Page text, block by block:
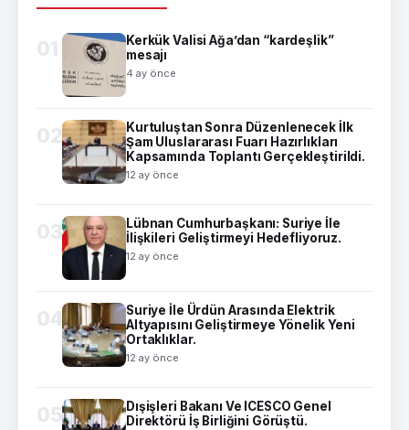
01
Kerkük Valisi Ağa’dan “kardeşlik”
mesajı
4 ay önce
02
Kurtuluştan Sonra Düzenlenecek İlk
Şam Uluslararası Fuarı Hazırlıkları
Kapsamında Toplantı Gerçekleştirildi.
12 ay önce
03
Lübnan Cumhurbaşkanı: Suriye İle
İlişkileri Geliştirmeyi Hedefliyoruz.
12 ay önce
04
Suriye İle Ürdün Arasında Elektrik
Altyapısını Geliştirmeye Yönelik Yeni
Ortaklıklar.
12 ay önce
05
Dışişleri Bakanı Ve ICESCO Genel
Direktörü İş Birliğini Görüştü.